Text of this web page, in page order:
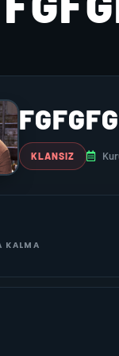
KLANSIZ
KALMA